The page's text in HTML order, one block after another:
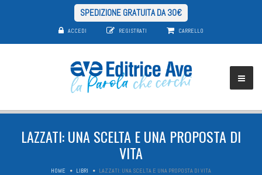
SPEDIZIONE GRATUITA DA 30€
ACCEDI REGISTRATI CARRELLO
LAZZATI: UNA SCELTA E UNA PROPOSTA DI
VITA
HOME LIBRI LAZZATI: UNA SCELTA E UNA PROPOSTA DI VITA